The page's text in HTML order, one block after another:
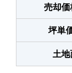
売却
坪単
土